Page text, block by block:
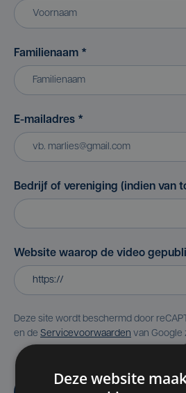
Familienaam *
E-mailadres *
Bedrijf of vereniging (indien van
Website waarop de video
Deze site wordt beschermd door
en de Servicevoorwaarden van Google
Deze website